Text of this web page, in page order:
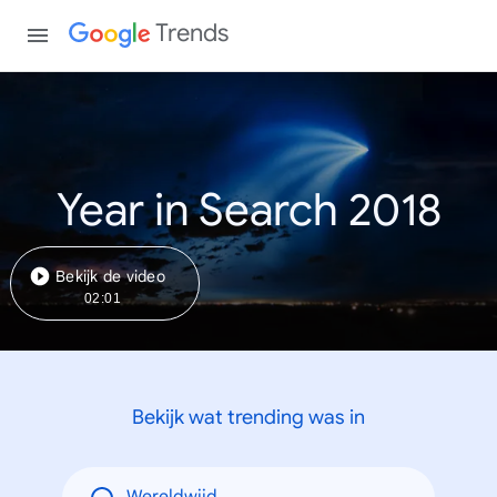
Trends
Year in Search 2018
Bekijk de video
02:01
Bekijk wat trending was in